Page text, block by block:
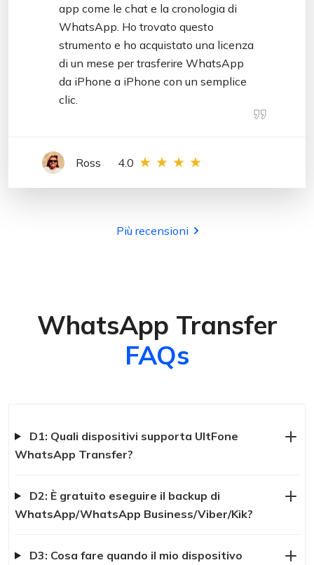
app come le chat e la cronologia di
WhatsApp. Ho trovato questo
strumento e ho acquistato una licenza
di un mese per trasferire WhatsApp
da iPhone a iPhone con un semplice
clic.
Ross 4.0
Più recensioni
WhatsApp Transfer
FAQs
D1: Quali dispositivi supporta UltFone
WhatsApp Transfer?
D2: È gratuito eseguire il backup di
WhatsApp/WhatsApp Business/Viber/Kik?
D3: Cosa fare quando il mio dispositivo